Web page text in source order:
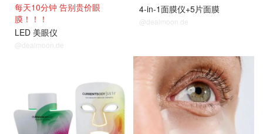
每天10分钟 告别贵价眼
膜！！！
LED 美眼仪
@dealmoon.de
4-in-1面膜仪+5片面膜
@dealmoon.de